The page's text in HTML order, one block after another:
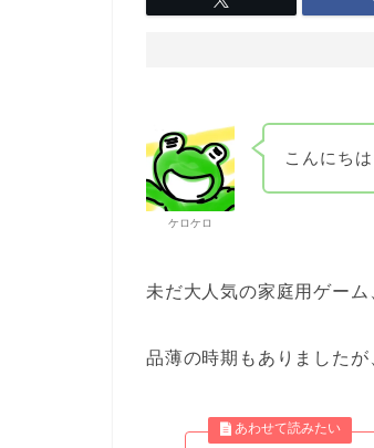
ケロケロ
こんにち
未だ大人気の家庭用ゲーム
品薄の時期もありましたが